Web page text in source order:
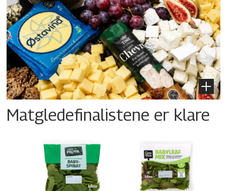
Matgledefinalistene er klare